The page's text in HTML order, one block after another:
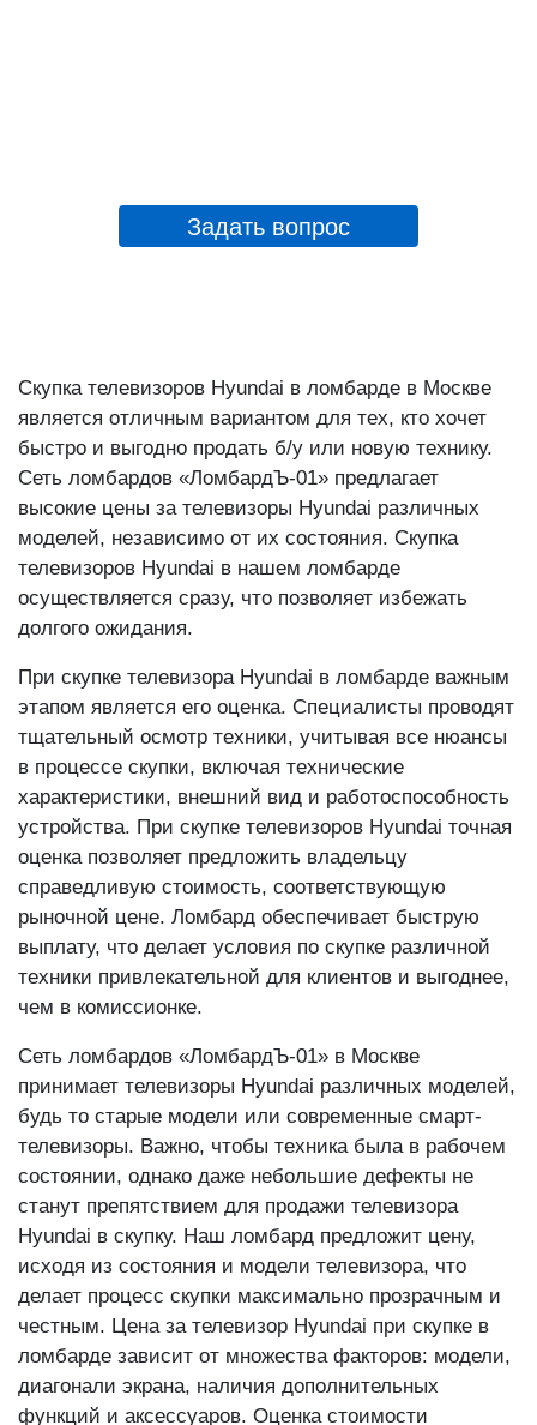
Задать вопрос
Скупка телевизоров Hyundai в ломбарде в Москве
является отличным вариантом для тех, кто хочет
быстро и выгодно продать б/у или новую технику.
Сеть ломбардов «ЛомбардЪ-01» предлагает
высокие цены за телевизоры Hyundai различных
моделей, независимо от их состояния. Скупка
телевизоров Hyundai в нашем ломбарде
осуществляется сразу, что позволяет избежать
долгого ожидания.
При скупке телевизора Hyundai в ломбарде важным
этапом является его оценка. Специалисты проводят
тщательный осмотр техники, учитывая все нюансы
в процессе скупки, включая технические
характеристики, внешний вид и работоспособность
устройства. При скупке телевизоров Hyundai точная
оценка позволяет предложить владельцу
справедливую стоимость, соответствующую
рыночной цене. Ломбард обеспечивает быструю
выплату, что делает условия по скупке различной
техники привлекательной для клиентов и выгоднее,
чем в комиссионке.
Сеть ломбардов «ЛомбардЪ-01» в Москве
принимает телевизоры Hyundai различных моделей,
будь то старые модели или современные смарт-
телевизоры. Важно, чтобы техника была в рабочем
состоянии, однако даже небольшие дефекты не
станут препятствием для продажи телевизора
Hyundai в скупку. Наш ломбард предложит цену,
исходя из состояния и модели телевизора, что
делает процесс скупки максимально прозрачным и
честным. Цена за телевизор Hyundai при скупке в
ломбарде зависит от множества факторов: модели,
диагонали экрана, наличия дополнительных
функций и аксессуаров. Оценка стоимости